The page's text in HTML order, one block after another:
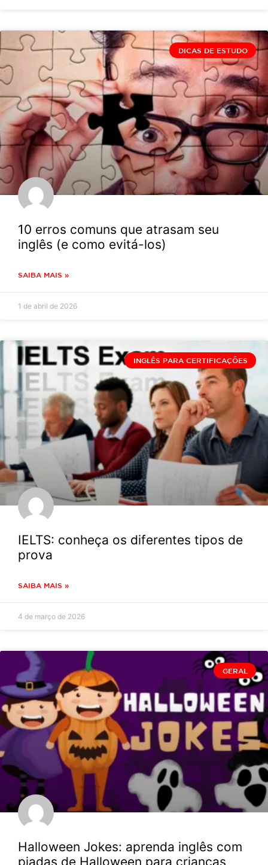
DICAS DE ESTUDO
10 erros comuns que atrasam seu
inglês (e como evitá-los)
SAIBA MAIS »
1 de abril de 2026
INGLÊS PARA CERTIFICAÇÕES
IELTS: conheça os diferentes tipos de
prova
SAIBA MAIS »
4 de março de 2026
GERAL
Halloween Jokes: aprenda inglês com
piadas de Halloween para crianças